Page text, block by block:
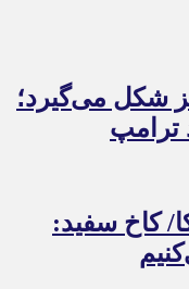
شکل می‌گیرد؛
ترامپ
کاخ سفید: